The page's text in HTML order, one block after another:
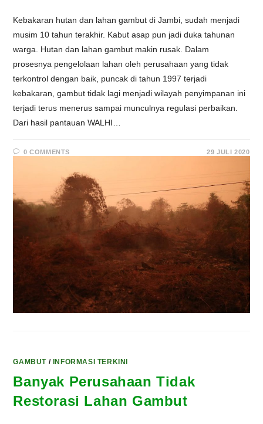
Kebakaran hutan dan lahan gambut di Jambi, sudah menjadi
musim 10 tahun terakhir. Kabut asap pun jadi duka tahunan
warga. Hutan dan lahan gambut makin rusak. Dalam
prosesnya pengelolaan lahan oleh perusahaan yang tidak
terkontrol dengan baik, puncak di tahun 1997 terjadi
kebakaran, gambut tidak lagi menjadi wilayah penyimpanan ini
terjadi terus menerus sampai munculnya regulasi perbaikan.
Dari hasil pantauan WALHI…
0 COMMENTS 29 JULI 2020
GAMBUT / INFORMASI TERKINI
Banyak Perusahaan Tidak
Restorasi Lahan Gambut